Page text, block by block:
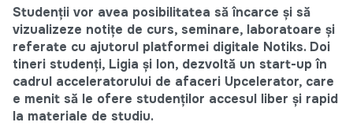
Studenții vor avea posibilitatea să încarce și să
vizualizeze notițe de curs, seminare, laboratoare și
referate cu ajutorul platformei digitale Notiks. Doi
tineri studenți, Ligia și Ion, dezvoltă un start-up în
cadrul acceleratorului de afaceri Upcelerator, care
e menit să le ofere studenților accesul liber și rapid
la materiale de studiu.